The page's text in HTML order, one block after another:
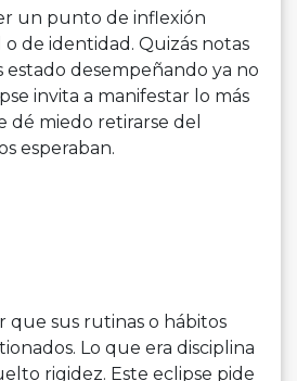
un punto de inflexión
de identidad. Quizás notas
desempeñando ya no
invita a manifestar lo más
miedo retirarse del
esperaban.
que sus rutinas o hábitos
Lo que era disciplina
rigidez. Este eclipse pide